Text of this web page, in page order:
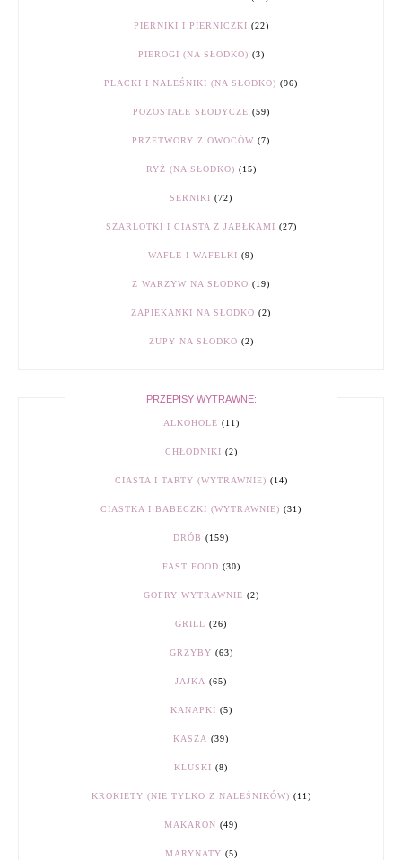
PIERNIKI I PIERNICZKI (22)
PIEROGI (NA SŁODKO) (3)
PLACKI I NALEŚNIKI (NA SŁODKO) (96)
POZOSTAŁE SŁODYCZE (59)
PRZETWORY Z OWOCÓW (7)
RYŻ (NA SŁODKO) (15)
SERNIKI (72)
SZARLOTKI I CIASTA Z JABŁKAMI (27)
WAFLE I WAFELKI (9)
Z WARZYW NA SŁODKO (19)
ZAPIEKANKI NA SŁODKO (2)
ZUPY NA SŁODKO (2)
PRZEPISY WYTRAWNE:
ALKOHOLE (11)
CHŁODNIKI (2)
CIASTA I TARTY (WYTRAWNIE) (14)
CIASTKA I BABECZKI (WYTRAWNIE) (31)
DRÓB (159)
FAST FOOD (30)
GOFRY WYTRAWNIE (2)
GRILL (26)
GRZYBY (63)
JAJKA (65)
KANAPKI (5)
KASZA (39)
KLUSKI (8)
KROKIETY (NIE TYLKO Z NALEŚNIKÓW) (11)
MAKARON (49)
MARYNATY (5)